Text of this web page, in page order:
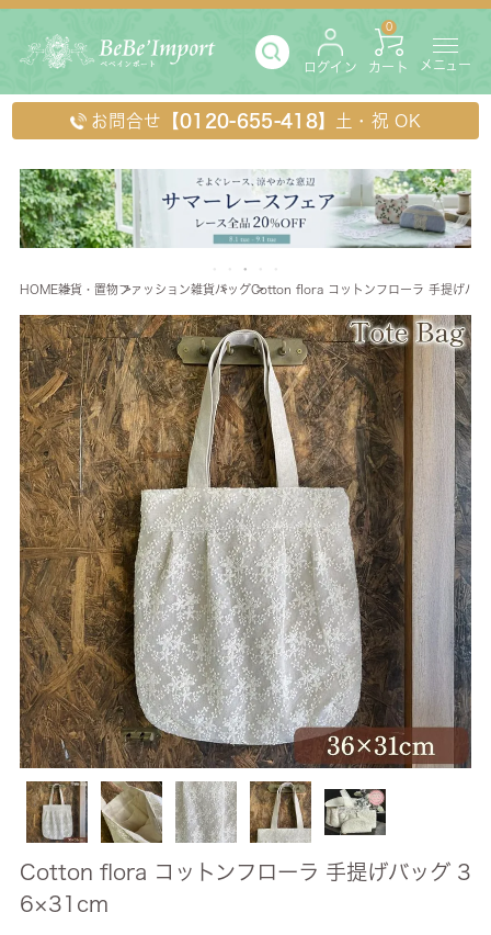
ログイン カート
0
メニュー
お問合せ 【0120-655-418】 土・祝 OK
HOME雑貨・置物ファッション雑貨バッグCotton flora コットンフローラ 手提げバ
Cotton flora コットンフローラ 手提げバッグ 3
6×31cm